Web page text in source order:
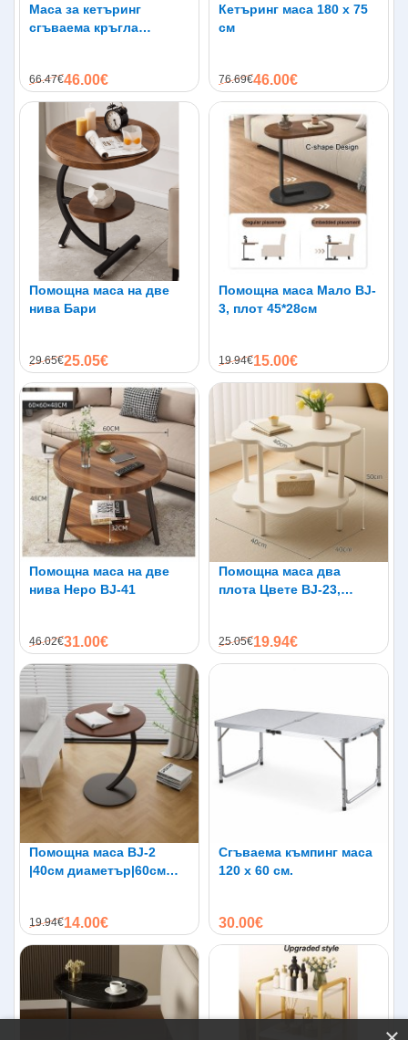
Маса за кетъринг
сгъваема кръгла
66.47€46.00€
Кетъринг маса 180 x 75
см
76.69€46.00€
Помощна маса на две
нива Бари
29.65€25.05€
Помощна маса Мало BJ-
3, плот 45*28см
19.94€15.00€
Помощна маса на две
нива Неро BJ-41
46.02€31.00€
Помощна маса два
плота Цвете BJ-23,
25.05€19.94€
Помощна маса BJ-2
|40см диаметър|60см
19.94€14.00€
Сгъваема къмпинг маса
120 х 60 см.
30.00€